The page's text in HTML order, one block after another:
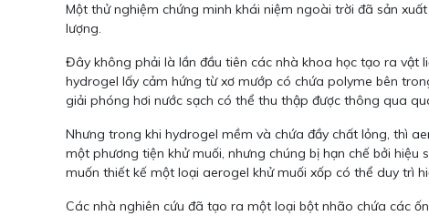
Một thử nghiệm chứng minh khái niệm ngoài trời đã sản
lượng.
Đây không phải là lần đầu tiên các nhà khoa học tạo ra vật
hydrogel lấy cảm hứng từ xơ mướp có chứa polyme bên
giải phóng hơi nước sạch có thể thu thập được thông qua
Nhưng trong khi hydrogel mềm và chứa đầy chất lỏng, thì
một phương tiện khử muối, nhưng chúng bị hạn chế bởi
muốn thiết kế một loại aerogel khử muối xốp có thể duy trì
Các nhà nghiên cứu đã tạo ra một loại bột nhão chứa các